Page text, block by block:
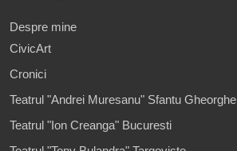
Despre mine
CivicArt
Cronici
Teatrul "Andrei Muresanu" Sfantu Gheorghe
Teatrul "Ion Creanga" Bucuresti